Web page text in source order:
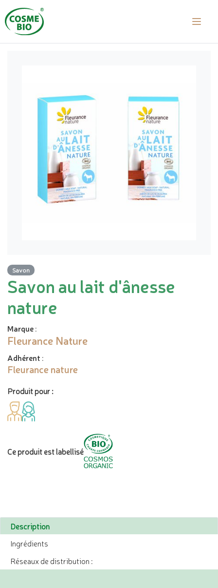
Savon
Savon au lait d'ânesse
nature
Marque:
Fleurance Nature
Adhérent :
Fleurance nature
Produit pour :
Ce produit est labellisé
Description
Ingrédients
Réseaux de distribution :